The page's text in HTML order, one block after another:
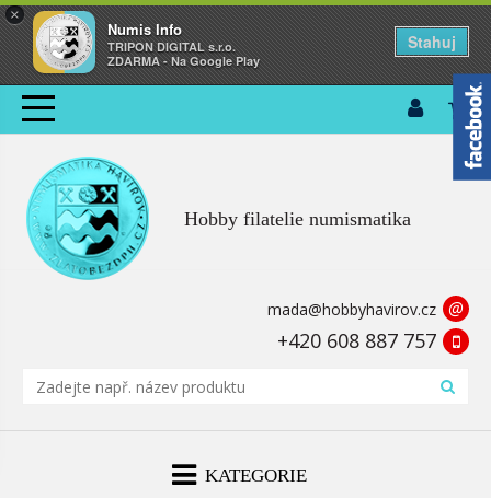
×
Numis Info
TRIPON DIGITAL s.r.o.
ZDARMA - Na Google Play
Stahuj
Hobby filatelie numismatika
mada@hobbyhavirov.cz @
+420 608 887 757
KATEGORIE